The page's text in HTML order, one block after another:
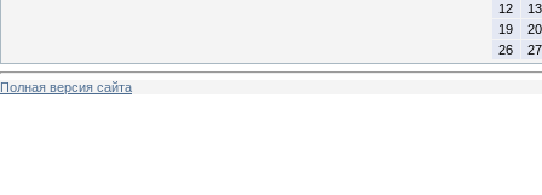
12
13
19
20
26
27
Полная версия сайта